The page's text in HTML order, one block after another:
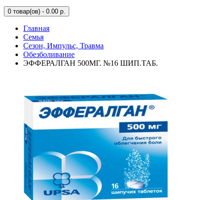
0 товар(ов) - 0.00 р.
Главная
Семья
Сезон, Импульс, Травма
Обезболивание
ЭФФЕРАЛГАН 500МГ. №16 ШИП.ТАБ.